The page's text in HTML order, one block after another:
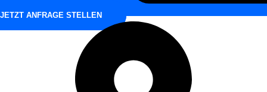
JETZT ANFRAGE STELLEN